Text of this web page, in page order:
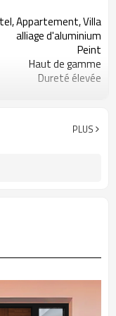
Appartement, Villa
alliage d'aluminium
Peint
Haut de gamme
Dureté élevée
de 28 à 35 jours
PLUS